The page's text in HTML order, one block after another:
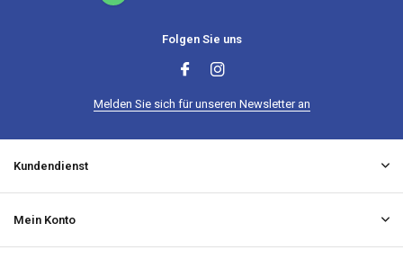
Folgen Sie uns
Melden Sie sich für unseren Newsletter an
Kundendienst
Mein Konto